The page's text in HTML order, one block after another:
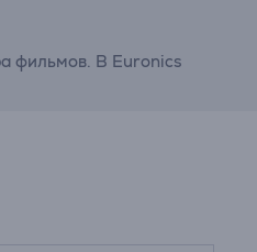
фильмов. В Euronics